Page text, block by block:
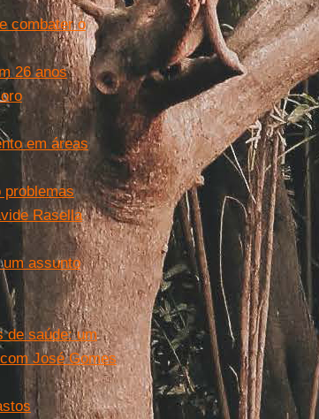
combater o
26 anos
em áreas
problemas
Rasella
assunto
de saúde: um
José Gomes